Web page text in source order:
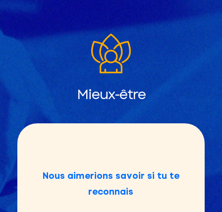
Mieux-être
Nous aimerions savoir si tu te
reconnais